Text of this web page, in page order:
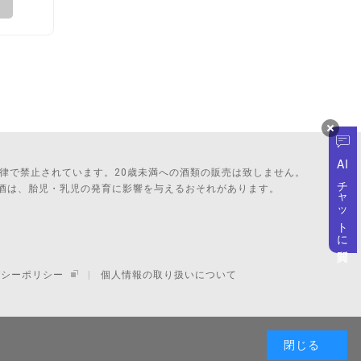
で禁止されています。20歳未満への酒類の販売は致しません。
は、胎児・乳児の発育に影響を与えるおそれがあります。
ーポリシー 個人情報の取り扱いについて
AI
チャットに質問
閉じる